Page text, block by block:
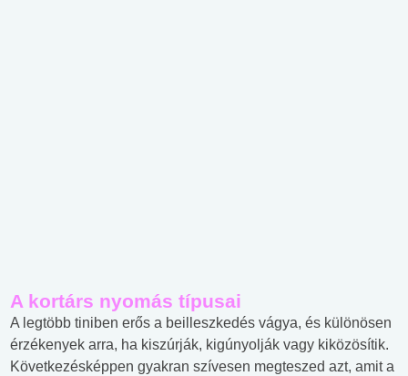
A kortárs nyomás típusai
A legtöbb tiniben erős a beilleszkedés vágya, és különösen
érzékenyek arra, ha kiszúrják, kigúnyolják vagy kiközösítik.
Következésképpen gyakran szívesen megteszed azt, amit a